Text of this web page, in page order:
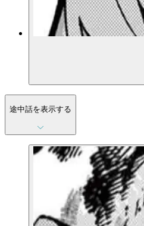
途中話を表示する